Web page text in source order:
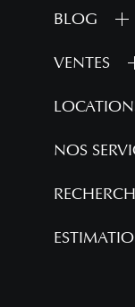
BLOG
VENTES
NOS